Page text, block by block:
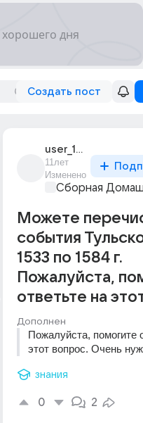
Создать пост
user_193894148
11лет
Изменено
Сборная
Можете
события
1533 по 1584 г.
Пожалуйста,
ответьте на
Дополнен
Пожалуйста, помогите
этот вопрос. Очень
знания
0 2